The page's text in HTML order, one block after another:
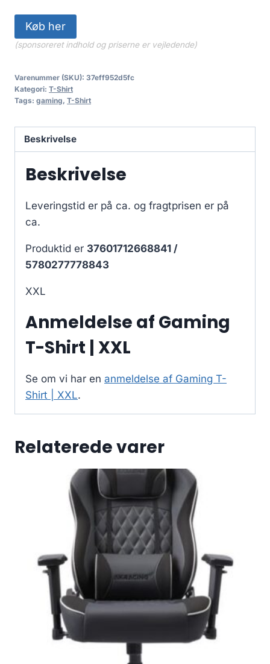
Køb her
(sponsoreret indhold og priserne er vejledende)
Varenummer (SKU): 37eff952d5fc
Kategori: T-Shirt
Tags: gaming, T-Shirt
Beskrivelse
Beskrivelse
Leveringstid er på ca. og fragtprisen er på
ca.
Produktid er 37601712668841 /
5780277778843
XXL
Anmeldelse af Gaming
T-Shirt | XXL
Se om vi har en anmeldelse af Gaming T-
Shirt | XXL.
Relaterede varer